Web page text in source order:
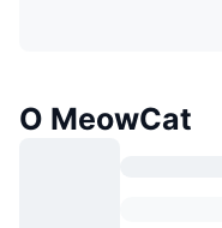
O MeowCat